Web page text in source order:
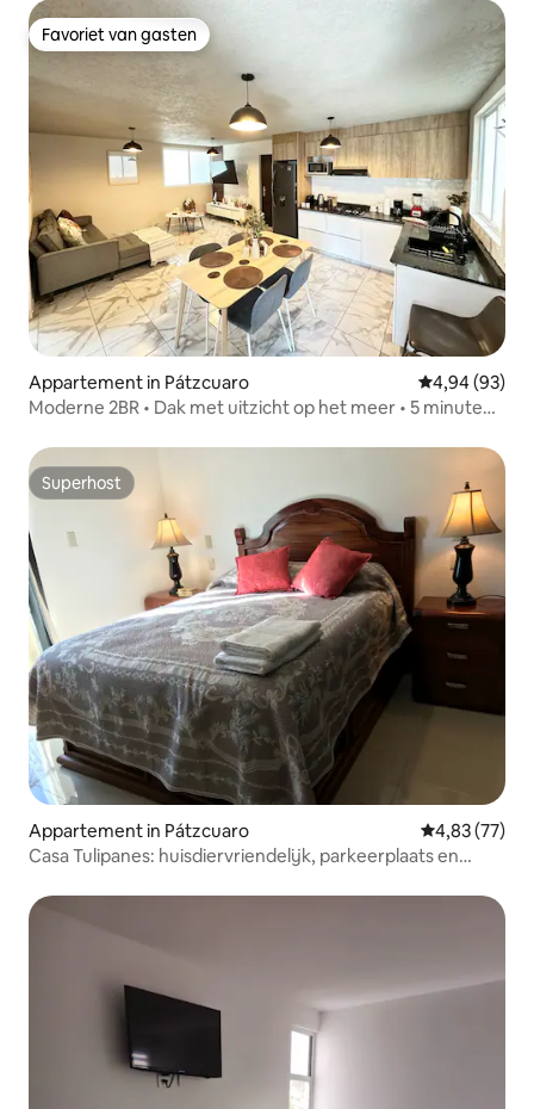
Favoriet van gasten
Favoriet van gasten
Appartement in Pátzcuaro Gemiddelde
4,94 (93)
Moderne 2BR • Dak met uitzicht op het meer • 5 minuten
Superhost
Superhost
Appartement in Pátzcuaro Gemiddelde
4,83 (77)
Casa Tulipanes: huisdiervriendelijk, parkeerplaats en